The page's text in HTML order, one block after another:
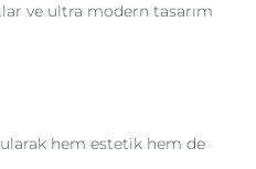
ve ultra modern tasarım
hem estetik hem de